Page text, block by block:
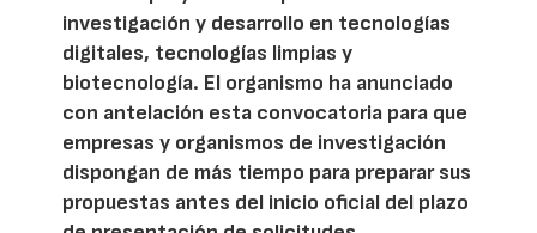
investigación y desarrollo en tecnologías
digitales, tecnologías limpias y
biotecnología. El organismo ha anunciado
con antelación esta convocatoria para que
empresas y organismos de investigación
dispongan de más tiempo para preparar sus
propuestas antes del inicio oficial del plazo